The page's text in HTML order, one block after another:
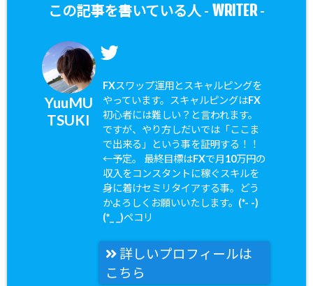
この記事を書いている人 - WRITER -
YuuMU
TSUKI
FXスワップ運用とスキャルピングを
やっています。スキャルピングはFX
初心者には難しい？と言われます。
ですが、やり方しだいでは「ここま
で出来る」という事を証明する！！
←予定。 最終目標はFXで月10万円の
収入をコンスタントに稼ぐスキルを
身に着けセミリタイアする事。どう
かよろしくお願いいたします。(*- -)
(*_ _)ペコリ
詳しいプロフィールは
こちら